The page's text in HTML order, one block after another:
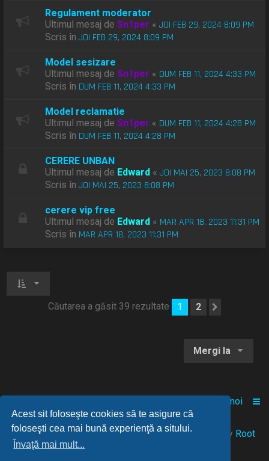
Acest sit foloseşte cookies să te asigure că
foloseşti cea mai bună experienţă a sitului.
Învaţă mai mult...
Regulament moderator
Ultimul mesaj deSn1per «JOI FEB 29, 2024 8:09 PM
Scris înJOI FEB 29, 2024 8:09 PM
Model sesizare
Ultimul mesaj deSn1per « DUM FEB 11, 2024 4:33 PM
Scris în DUM FEB 11, 2024 4:33 PM
Model reclamatie
Ultimul mesaj deSn1per « DUM FEB 11, 2024 4:28 PM
Scris în DUM FEB 11, 2024 4:28 PM
CERERE UNBAN
Ultimul mesaj de Edward «JOI MAI 25, 2023 8:08 PM
Scris înJOI MAI 25, 2023 8:08 PM
cerere vip free
Ultimul mesaj de Edward « MAR APR 18, 2023 11:31 PM
Scris în MAR APR 18, 2023 11:31 PM
Căutarea a găsit 39 rezultate 1 2
Mergi la
Despre noi
© 2021-2025 Powered byFANGAMES™• Design by Root